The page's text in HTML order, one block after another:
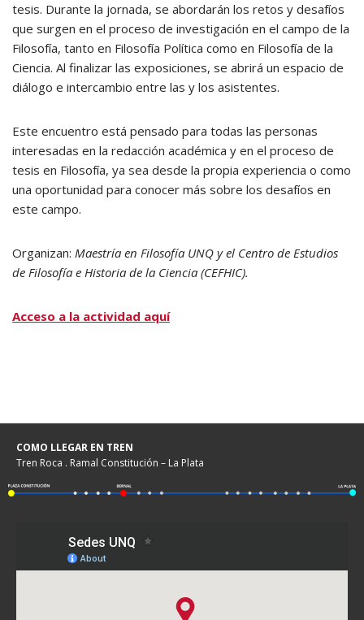
tesis. Durante la jornada, se abordarán los retos y desafíos
que surgen en el proceso de investigación en el campo de la
Filosofía, tanto en Filosofía Política como en Filosofía de la
Ciencia. Al finalizar las exposiciones, se abrirá un espacio de
diálogo e intercambio entre las y los asistentes.
Este encuentro está pensado para todas las personas
interesadas en la redacción académica y en el proceso de
tesis en Filosofía, ya sea desde la propia experiencia o como
una oportunidad para conocer más sobre los desafíos en
este campo.
Organizan: Maestría en Filosofía UNQ y el Centro de Estudios
de Filosofía e Historia de la Ciencia (CEFHIC).
Acceso a la actividad aquí
COMO LLEGAR EN TREN
Tren Roca . Ramal Constitución – La Plata